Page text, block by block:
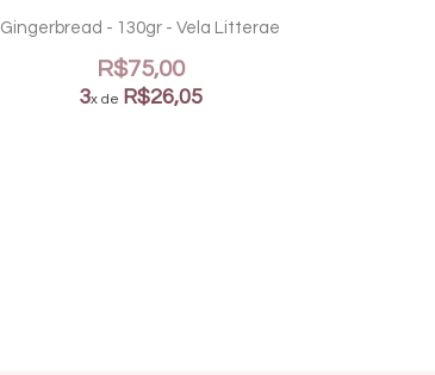
Gingerbread - 130gr - Vela Litterae
R$75,00
3x de R$26,05